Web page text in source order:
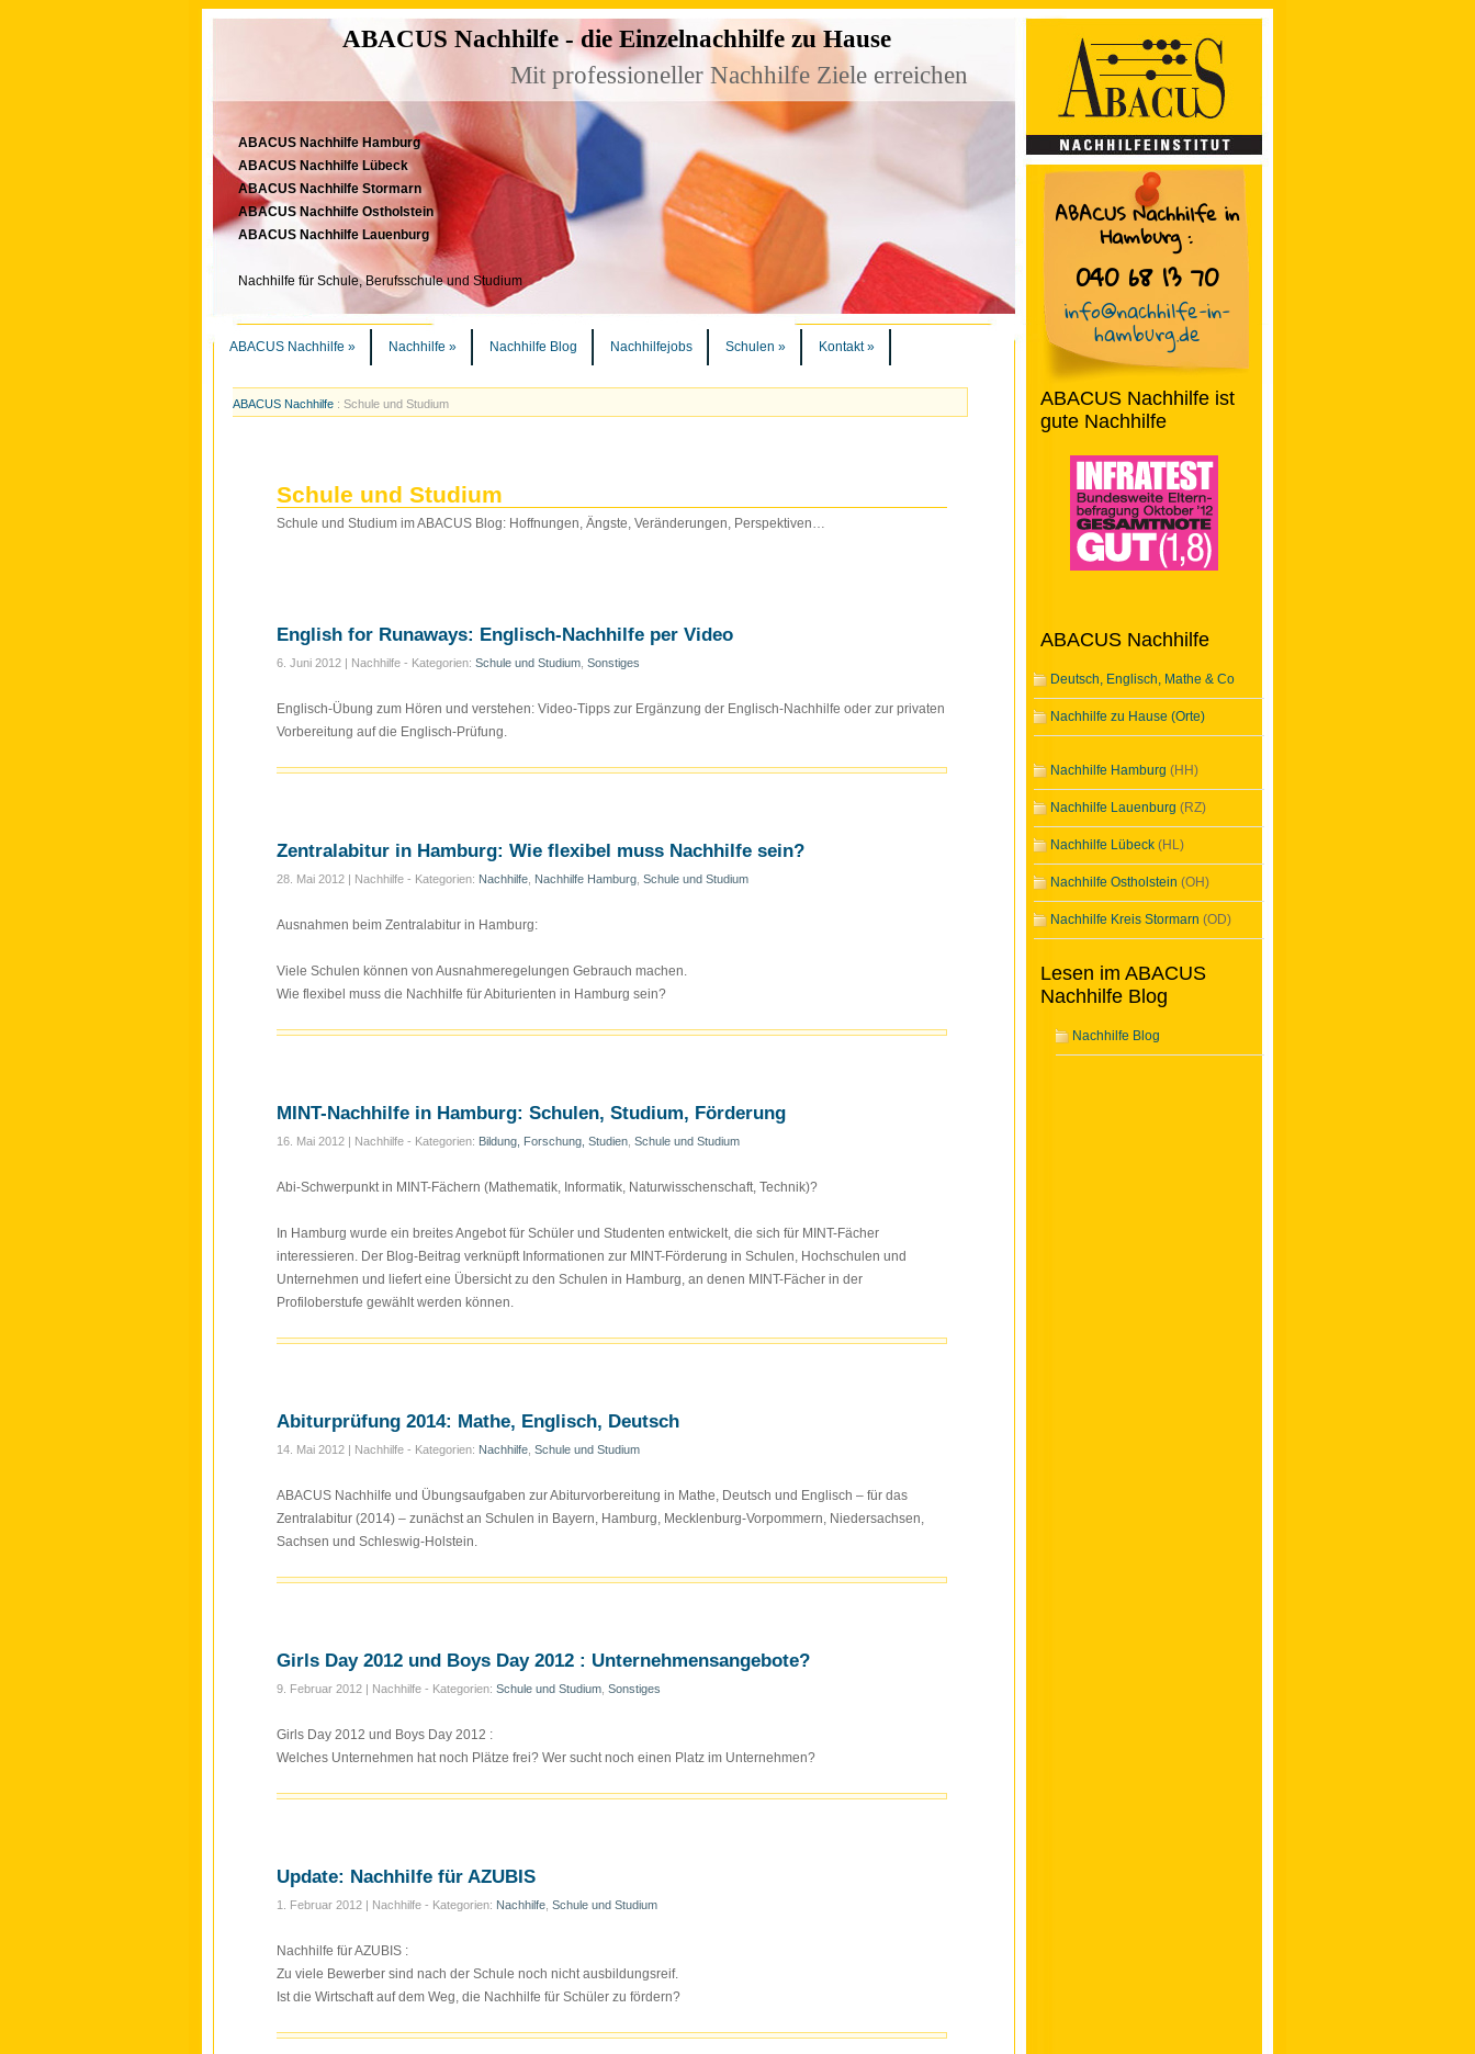
ABACUS Nachhilfe in
Hamburg:
040 68 13 70
info@nachhilfe-in-
hamburg.de
ABACUS Nachhilfe - die Einzelnachhilfe zu Hause
Mit professioneller Nachhilfe Ziele erreichen
ABACUS Nachhilfe Hamburg
ABACUS Nachhilfe Lübeck
ABACUS Nachhilfe Stormarn
ABACUS Nachhilfe Ostholstein
ABACUS Nachhilfe Lauenburg
Nachhilfe für Schule, Berufsschule und Studium
ABACUS Nachhilfe » Nachhilfe » Nachhilfe Blog Nachhilfejobs Schulen » Kontakt»
ABACUS Nachhilfe : Schule und Studium
Schule und Studium
Schule und Studium im ABACUS Blog: Hoffnungen, Ängste, Veränderungen, Perspektiven…
English for Runaways: Englisch-Nachhilfe per Video
6. Juni 2012 | Nachhilfe - Kategorien: Schule und Studium Sonstiges
Englisch-Übung zum Hören und verstehen: Video-Tipps zur Ergänzung der Englisch-Nachhilfe oder zur privaten
Vorbereitung auf die Englisch-Prüfung.
Zentralabitur in Hamburg: Wie flexibel muss Nachhilfe sein?
28. Mai 2012 | Nachhilfe - Kategorien: Nachhilfe Nachhilfe Hamburg Schule und Studium
Ausnahmen beim Zentralabitur in Hamburg:
Viele Schulen können von Ausnahmeregelungen Gebrauch machen.
Wie flexibel muss die Nachhilfe für Abiturienten in Hamburg sein?
MINT-Nachhilfe in Hamburg: Schulen, Studium, Förderung
16. Mai 2012 | Nachhilfe - Kategorien: Bildung, Forschung, Studien Schule und Studium
Abi-Schwerpunkt in MINT-Fächern (Mathematik, Informatik, Naturwisschenschaft, Technik)?
In Hamburg wurde ein breites Angebot für Schüler und Studenten entwickelt, die sich für MINT-Fächer
interessieren. Der Blog-Beitrag verknüpft Informationen zur MINT-Förderung in Schulen, Hochschulen und
Unternehmen und liefert eine Übersicht zu den Schulen in Hamburg, an denen MINT-Fächer in der
Profiloberstufe gewählt werden können.
Abiturprüfung 2014: Mathe, Englisch, Deutsch
14. Mai 2012 | Nachhilfe - Kategorien: Nachhilfe Schule und Studium
ABACUS Nachhilfe und Übungsaufgaben zur Abiturvorbereitung in Mathe, Deutsch und Englisch – für das
Zentralabitur (2014) – zunächst an Schulen in Bayern, Hamburg, Mecklenburg-Vorpommern, Niedersachsen,
Sachsen und Schleswig-Holstein.
Girls Day 2012 und Boys Day 2012 : Unternehmensangebote?
9. Februar 2012 | Nachhilfe - Kategorien: Schule und Studium Sonstiges
Girls Day 2012 und Boys Day 2012 :
Welches Unternehmen hat noch Plätze frei? Wer sucht noch einen Platz im Unternehmen?
Update: Nachhilfe für AZUBIS
1. Februar 2012 | Nachhilfe - Kategorien: Nachhilfe Schule und Studium
Nachhilfe für AZUBIS :
Zu viele Bewerber sind nach der Schule noch nicht ausbildungsreif.
Ist die Wirtschaft auf dem Weg, die Nachhilfe für Schüler zu fördern?
ABACUS Nachhilfe ist
gute Nachhilfe
ABACUS Nachhilfe
Deutsch, Englisch, Mathe & Co
Nachhilfe zu Hause (Orte)
Nachhilfe Hamburg (HH)
Nachhilfe Lauenburg (RZ)
Nachhilfe Lübeck (HL)
Nachhilfe Ostholstein (OH)
Nachhilfe Kreis Stormarn (OD)
Lesen im ABACUS
Nachhilfe Blog
Nachhilfe Blog